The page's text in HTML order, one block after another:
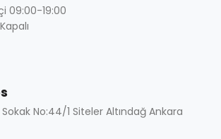
09:00-19:00
No:44/1 Siteler Altındağ Ankara